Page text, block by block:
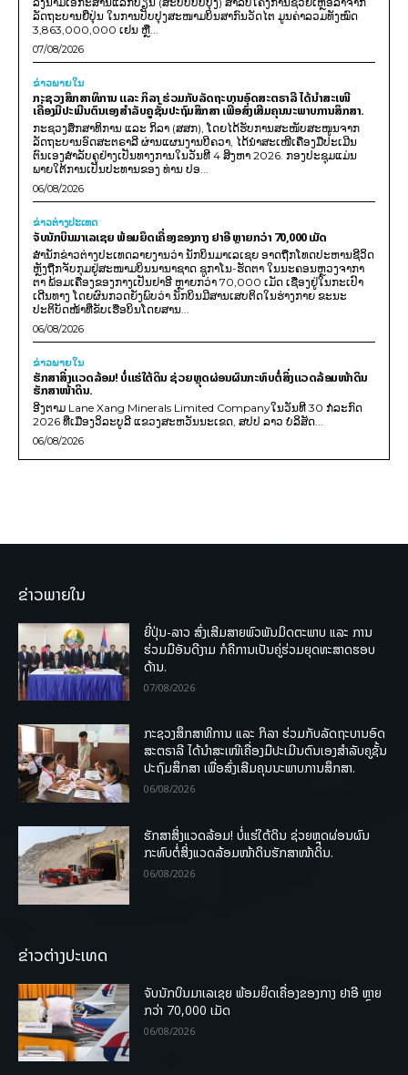
ລັດຖະບານຍີ່ປຸ່ນ ໃນການປັບປຸງສະໜາມບິນສາກົນວັດໄຕ ມູນຄ່າລວມທັງໝົດ
3,863,000,000 ເຢນ ຫຼື...
07/08/2026
ຂ່າວພາຍ​ໃນ
ກະຊວງສຶກສາທິການ ແລະ ກິລາ ຮ່ວມກັບລັດຖະບານອົດສະຕຣາລີ ໄດ້ນຳສະເໜີ
ເຄື່ອງມືປະເມີນຕົນເອງສຳລັບຄູຊັ້ນປະຖົມສຶກສາ ເພື່ອສົ່ງເສີມຄຸນນະພາບການສຶກສາ.
ກະຊວງສຶກສາທິການ ແລະ ກິລາ (ສສກ), ໂດຍໄດ້ຮັບການສະໜັບສະໜູນຈາກ
ລັດຖະບານອົດສະຕຣາລີ ຜ່ານແຜນງານບີຄວາ, ໄດ້ນຳສະເໜີເຄື່ອງມືປະເມີນ
ຕົນເອງສຳລັບຄູຢ່າງເປັນທາງການໃນວັນທີ 4 ສິງຫາ 2026. ກອງປະຊຸມແມ່ນ
ພາຍໃຕ້ການເປັນປະທານຂອງ ທ່ານ ປອ...
06/08/2026
ຂ່າວຕ່າງປະເທດ
ຈັບນັກບິນມາເລເຊຍ ພ້ອມຍຶດເຄື່ອງຂອງກາງ ຢາອີ ຫຼາຍກວ່າ 70,000 ເມັດ
ສຳນັກຂ່າວຕ່າງປະເທດລາຍງານວ່າ ນັກບິນມາເລເຊຍ ອາດຖືກໂທດປະຫານຊີວິດ
ຫຼັງຖືກຈັບກຸມຢູ່ສະໜາມບິນນານາຊາດ ຊູກາໂນ-ຮັດຕາ ໃນນະຄອນຫຼວງຈາກາ
ຕາ ພ້ອມເຄື່ອງຂອງກາງເປັນຢາອີ ຫຼາຍກວ່າ 70,000 ເມັດ ເຊື່ອງຢູ່ໃນກະເປົາ
ເດີນທາງ ໂດຍຜົນກວດຍັງພົບວ່າ ນັກບິນມີສານເສບຕິດໃນຮ່າງກາຍ ຂະນະ
ປະຕິບັດໜ້າທີ່ຂັບເຮືອບິນໂດຍສານ...
06/08/2026
ຂ່າວພາຍ​ໃນ
ຮັກສາສິ່ງແວດລ້ອມ! ບໍ່ແຮ່ໃຕ້ດິນ ຊ່ວຍຫຼຸດຜ່ອນຜົນກະທົບຕໍ່ສິ່ງແວດລ້ອມໜ້າດິນ
ຮັກສາໜ້າດິນ.
ອີງຕາມ Lane Xang Minerals Limited Companyໃນວັນທີ 30 ກໍລະກົດ
2026 ທີ່ເມືອງວິລະບູລີ ແຂວງສະຫວັນນະເຂດ, ສປປ ລາວ ບໍລິສັດ...
06/08/2026
ຂ່າວພາຍໃນ
ຍີ່ປຸ່ນ-ລາວ ສົ່ງເສີມສາຍພົວພັນມິດຕະພາບ ແລະ ການ
ຮ່ວມມືອັນດີງາມ ກໍຄືການເປັນຄູ່ຮ່ວມຍຸດທະສາດຮອບ
ດ້ານ.
07/08/2026
ກະຊວງສຶກສາທິການ ແລະ ກິລາ ຮ່ວມກັບລັດຖະບານອົດ
ສະຕຣາລີ ໄດ້ນຳສະເໜີເຄື່ອງມືປະເມີນຕົນເອງສຳລັບຄູຊັ້ນ
ປະຖົມສຶກສາ ເພື່ອສົ່ງເສີມຄຸນນະພາບການສຶກສາ.
06/08/2026
ຮັກສາສິ່ງແວດລ້ອມ! ບໍ່ແຮ່ໃຕ້ດິນ ຊ່ວຍຫຼຸດຜ່ອນຜົນ
ກະທົບຕໍ່ສິ່ງແວດລ້ອມໜ້າດິນຮັກສາໜ້າດິນ.
06/08/2026
ຂ່າວຕ່າງປະເທດ
ຈັບນັກບິນມາເລເຊຍ ພ້ອມຍຶດເຄື່ອງຂອງກາງ ຢາອີ ຫຼາຍ
ກວ່າ 70,000 ເມັດ
06/08/2026